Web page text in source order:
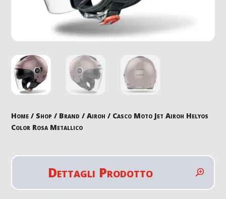
Home / Shop / Brand /Airoh / Casco Moto Jet Airoh Helyos
Color Rosa Metallico
Dettagli Prodotto